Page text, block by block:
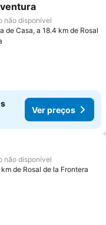
aos favoritos
não disponível
de Casa, a 18.4 km de Rosal
Ver preços
aos favoritos
não disponível
de Rosal de la Frontera